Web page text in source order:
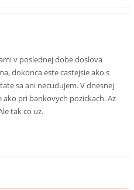
v poslednej dobe doslova
dokonca este castejsie ako s
sa ani necudujem. V dnesnej
pri bankovych pozickach. Az
tak co uz.